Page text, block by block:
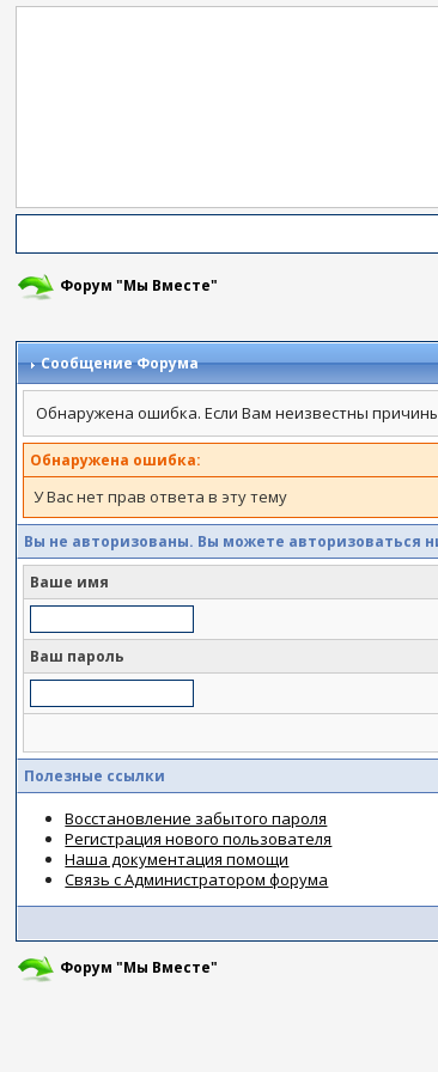
Форум "Мы Вместе"
Сообщение Форума
Обнаружена ошибка. Если Вам неизвестны
Обнаружена ошибка:
У Вас нет прав ответа в эту тему
Вы не авторизованы. Вы можете авторизоваться
Ваше имя
Ваш пароль
Полезные ссылки
Восстановление забытого пароля
Регистрация нового пользователя
Наша документация помощи
Связь с Администратором форума
Форум "Мы Вместе"